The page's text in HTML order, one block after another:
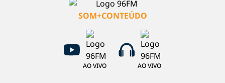
SOM+CONTEÚDO
AO VIVO AO VIVO